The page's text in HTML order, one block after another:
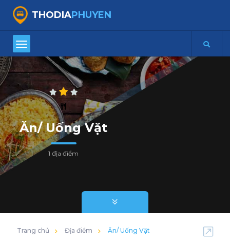
THODIAPHUYEN
Ăn/ Uống Vặt
1 địa điểm
Trang chủ Địa điểm Ăn/ Uống Vặt